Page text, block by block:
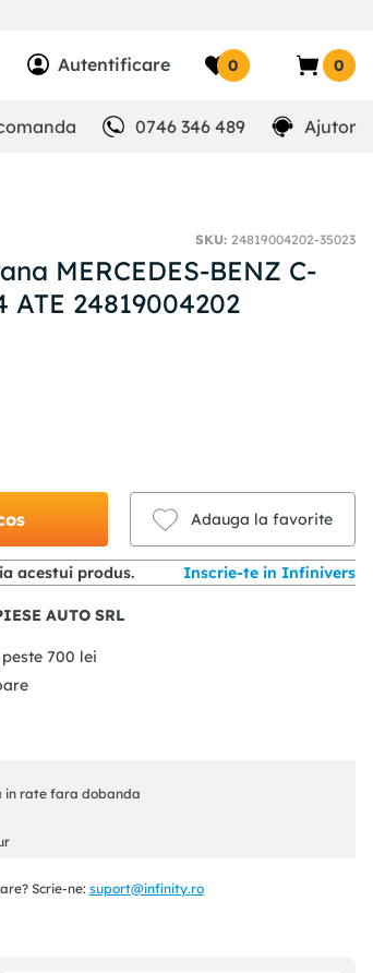
Autentificare 0 0
0746 346 489 Ajutor
SKU: 24819004202-35023
MERCEDES-BENZ C-
ATE 24819004202
Adauga la favorite
acestui produs. Inscrie-te in Infinivers
AUTO SRL
700 lei
in rate fara dobanda
Scrie-ne: suport@infinity.ro